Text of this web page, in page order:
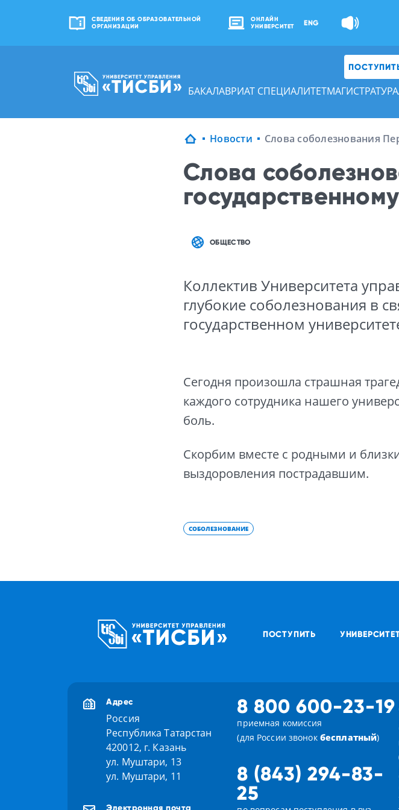
СВЕДЕНИЯ ОБ ОБРАЗОВАТЕЛЬНОЙ
ОРГАНИЗАЦИИ
ОНЛАЙН
УНИВЕРСИТЕТ
ENG
БАКАЛАВРИАТ СПЕЦИАЛИТЕТМАГИСТРАТУРА
Новости Слова соболезнования
Слова
ОБЩЕСТВО
Коллектив Университета
глубокие соболезнования в
государственном
Сегодня произошла страшная
каждого сотрудника нашего
боль.
Скорбим вместе с родными и
выздоровления пострадавшим.
СОБОЛЕЗНОВАНИЕ
ПОСТУПИТЬ
Адрес
Россия
Республика Татарстан
420012, г. Казань
ул. Муштари, 13
ул. Муштари, 11
Электронная почта
8 800 600-23-19
приемная комиссия
(для России звонок бесплатный)
8 (843) 294-83-
25